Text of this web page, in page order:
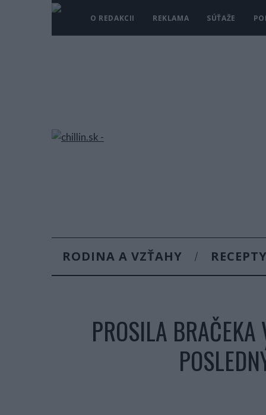
O REDAKCII REKLAMA SÚŤAŽE
RODINA A VZŤAHY RECEPTY
PROSILA